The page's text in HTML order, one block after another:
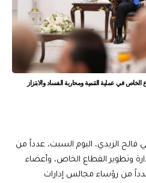
في عملية التنمية ومحاربة الفساد والابتزاز
الزيدي، اليوم السبت، عدداً من
وتطوير القطاع الخاص، وأعضاء
من رؤساء مجالس إدارات